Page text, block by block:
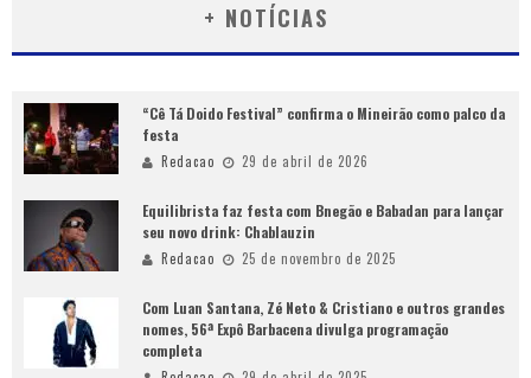
+ NOTÍCIAS
“Cê Tá Doido Festival” confirma o Mineirão como palco da
festa
Redacao 29 de abril de 2026
Equilibrista faz festa com Bnegão e Babadan para lançar
seu novo drink: Chablauzin
Redacao 25 de novembro de 2025
Com Luan Santana, Zé Neto & Cristiano e outros grandes
nomes, 56ª Expô Barbacena divulga programação
completa